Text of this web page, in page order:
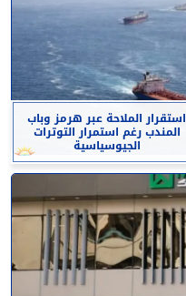
استقرار الملاحة عبر هرمز وباب
المندب رغم استمرار التوترات
الجيوسياسية